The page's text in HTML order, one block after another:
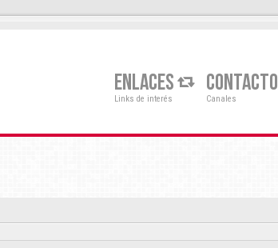
ENLACES
Links de interés
CONTACTO
Canales